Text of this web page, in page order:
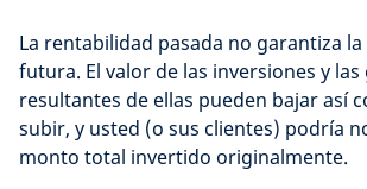
La rentabilidad pasada no garantiza
futura. El valor de las inversiones y las
resultantes de ellas pueden bajar así
subir, y usted (o sus clientes) podría
monto total invertido originalmente.